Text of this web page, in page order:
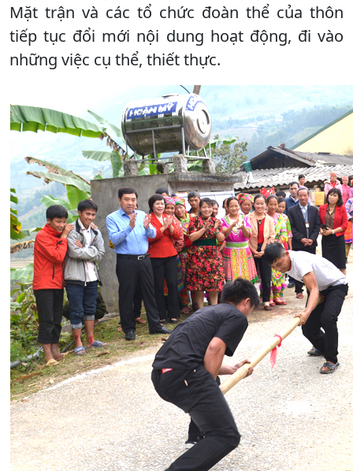
Mặt trận và các tổ chức đoàn thể của thôn
tiếp tục đổi mới nội dung hoạt động, đi vào
những việc cụ thể, thiết thực.